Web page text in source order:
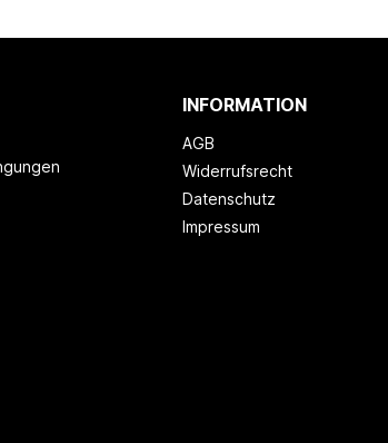
INFORMATION
AGB
Widerrufsrecht
Datenschutz
Impressum